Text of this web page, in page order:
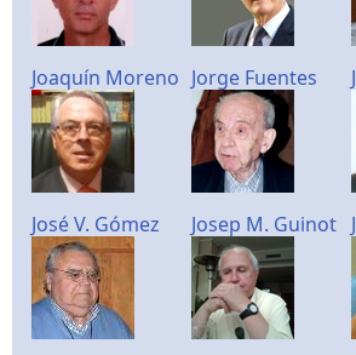
Joaquín Moreno Jorge Fuentes
José V. Gómez Josep M. Guinot